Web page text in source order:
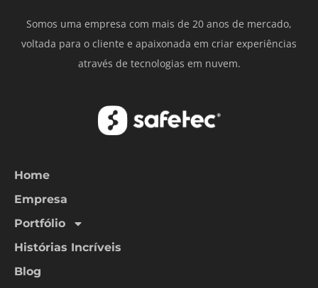
Somos uma empresa com mais de 20 anos de mercado,
voltada para o cliente e apaixonada em criar experiências
através de tecnologias em nuvem.
Home
Empresa
Portfólio
Histórias Incríveis
Blog